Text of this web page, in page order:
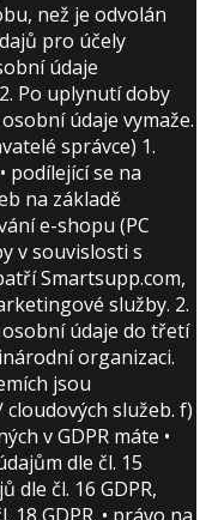
než je odvolán
pro účely
údaje
Po uplynutí doby
údaje vymaže.
správce) 1.
podílející se na
na základě
e-shopu (PC
v souvislosti s
Smartsupp.com,
služby. 2.
údaje do třetí
organizaci.
jsou
služeb. f)
v GDPR máte •
dle čl. 15
dle čl. 16 GDPR,
GDPR. • právo na